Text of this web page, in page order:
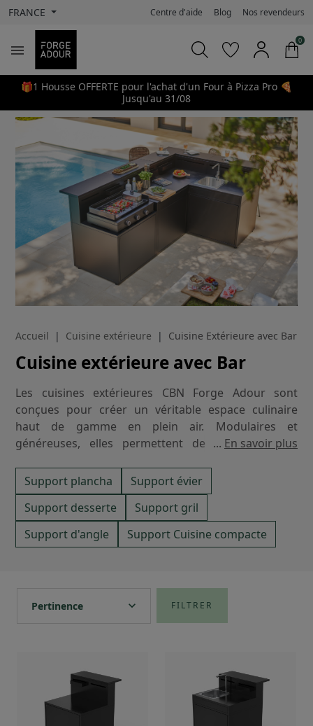
FRANCE Centre d'aide Blog Nos revendeurs

0
🎁1 Housse OFFERTE pour l'achat d'un Four à Pizza Pro 🍕
Jusqu'au 31/08
Accueil Cuisine extérieure Cuisine Extérieure avec Bar
Cuisine extérieure avec Bar
Les cuisines extérieures CBN Forge Adour sont
conçues pour créer un véritable espace culinaire
haut de gamme en plein air. Modulaires et
généreuses, elles permettent de composer une
intégrant plans de travail, rangements et évier selon
vos besoins. Leur atout majeur réside dans leur
comptoir-bar, disponible en version courte ou
longue, qui offre un espace idéal pour préparer les
repas, recevoir et même s’installer pour manger
harmonieusement aux terrasses comme aux jardins,
et deviennent naturellement le point central de vos
elles transforment chaque repas en une expérience
conviviale, gourmande et raffinée.
... En savoir plus
Support plancha
Support évier
Support desserte
Support gril
Support d'angle
Support Cuisine compacte
Pertinence expand_more FILTRER